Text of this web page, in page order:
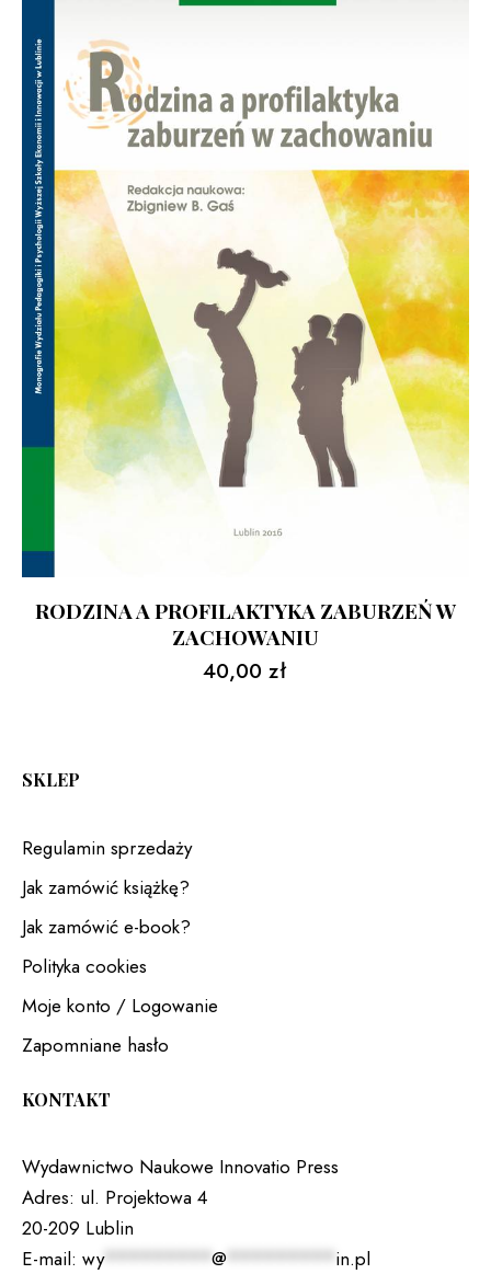
RODZINA A PROFILAKTYKA ZABURZEŃ W
ZACHOWANIU
40,00 zł
SKLEP
Regulamin sprzedaży
Jak zamówić książkę?
Jak zamówić e-book?
Polityka cookies
Moje konto / Logowanie
Zapomniane hasło
KONTAKT
Wydawnictwo Naukowe Innovatio Press
Adres: ul. Projektowa 4
20-209 Lublin
E-mail: wy*********@********* in.pl